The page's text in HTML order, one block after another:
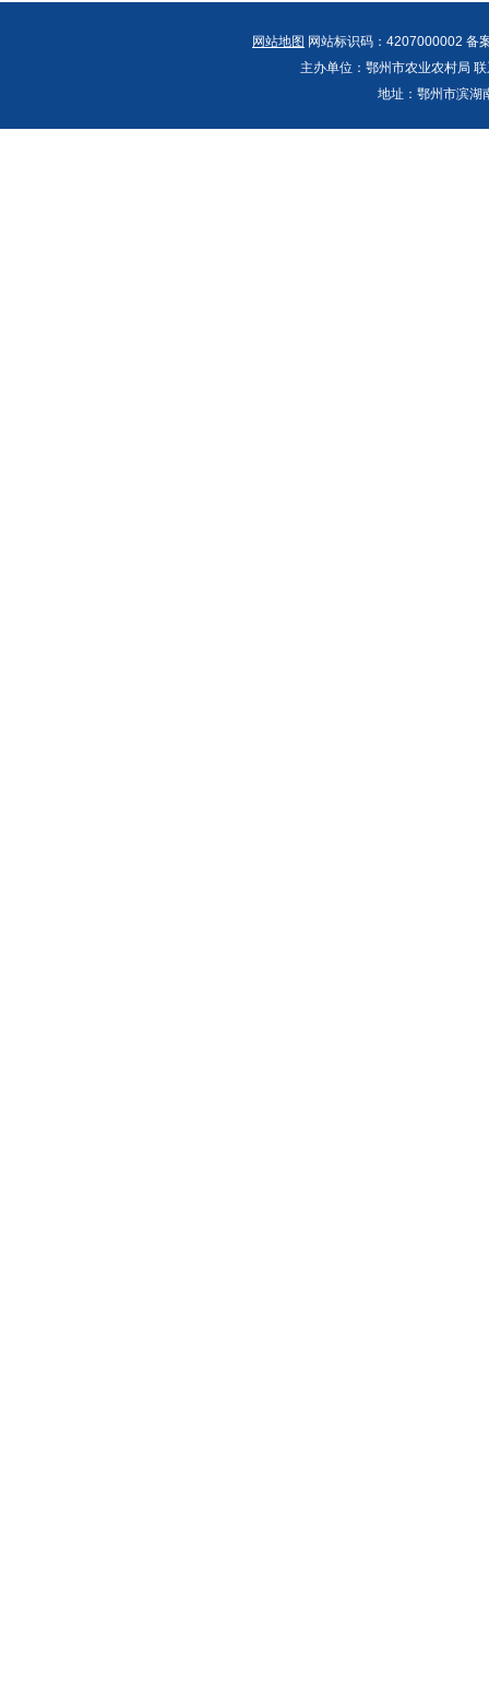
网站地图 网站标识码：4207000002
主办单位：鄂州市农业农村局
地址：鄂州市滨湖